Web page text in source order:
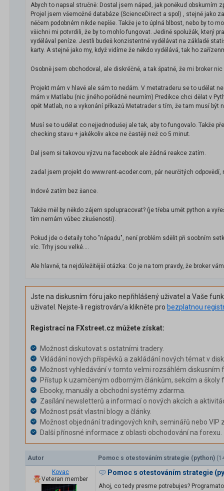
Abych to napsal stručně: Dostal jsem nápad, jak poněkud obskurním
Projel jsem všemožné databáze (ScienceDirect a spol) , stejně jako
něčem podobném nikde nepíše. Takže je to úplná blbost, nebo by to
všichni mi potvrdili, že by to mohlo fungovat. Jedině spolužák, který
vydělával peníze. Jestli budeš konzistentně vydělávat na základě
karty. A stejně jako my, když vidíme že někdo vydělává, tak ho
Osobně jsem obchodoval, ale diskréčně, a tak špatně, že mi broker
Projekt mám v hlavě ale sám to nedám. V metatraderu se to udělat
mám v Matlabu (nic jiného pořádně neumím) Predikce chci dělat v
opět Matlab, no a vykonání příkazů Metatrader s tím, že tam musí být
Musí se to udělat co nejjednodušej ale tak, aby to fungovalo. Takže
checking stavu + jakékoliv akce ne častěji než co 5 minut.
Dal jsem si takovou výzvu na facebook ale žádná reakce zatím.
zadal jsem projekt do www.rent-acoder.com, pár neurčitých
Indové zatím bez šance.
Takže měl by někdo zájem spolupracovat? (je třeba umět python a
tím nemám vůbec zkušenosti).
Pokud jde o detaily toho "nápadu", není problém sdělit při soobním
víc. Trhy jsou velké....
Ale hlavně, ta nejdůležitější otázka: Co je na tom pravdy, že broker
Jste na diskusním fóru jako nepřihlášený uživatel a Vaše
uživatel. Nejste-li registrován/a klikněte pro bezplatnou
Registrací na FXstreet.cz můžete získat:
Možnost diskutovat s ostatními tradery.
Vkládání nových příspěvků a zakládání nových témat v
Možnost vyhledávání v tomto velmi rozsáhlém diskusním
Přístup k uzamčeným odborným článkům, sekcím a školy
Ebooky, manuály a obchodní systémy zdarma.
Zasílání newsletterů a informací o nových akcích a
Možnost psát vlastní blogy a články.
Možnost objednání tradingových knih, seminářů nebo VIP
Další přínosné informace z oblasti obchodování na forexu.
Autor Pomoc s otestováním strategie (python)
Kovac
Veteran member
Pomoc s otestováním strategie
Ahoj, co tedy presme potrebujes?